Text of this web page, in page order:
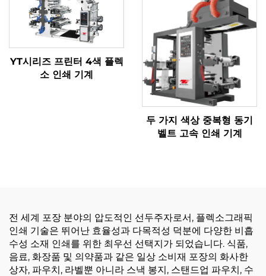
YT시리즈 프린터 4색 플렉
소 인쇄 기계
두 가지 색상 중복형 동기
벨트 고속 인쇄 기계
전 세계 포장 분야의 압도적인 선두주자로서, 플렉소그래픽
인쇄 기술은 뛰어난 효율성과 다목적성 덕분에 다양한 비흡
수성 소재 인쇄를 위한 최우선 선택지가 되었습니다. 식품,
음료, 화장품 및 의약품과 같은 일상 소비재 포장의 화사한
상자, 파우치, 라벨뿐 아니라 스낵 봉지, 스탠드업 파우치, 수